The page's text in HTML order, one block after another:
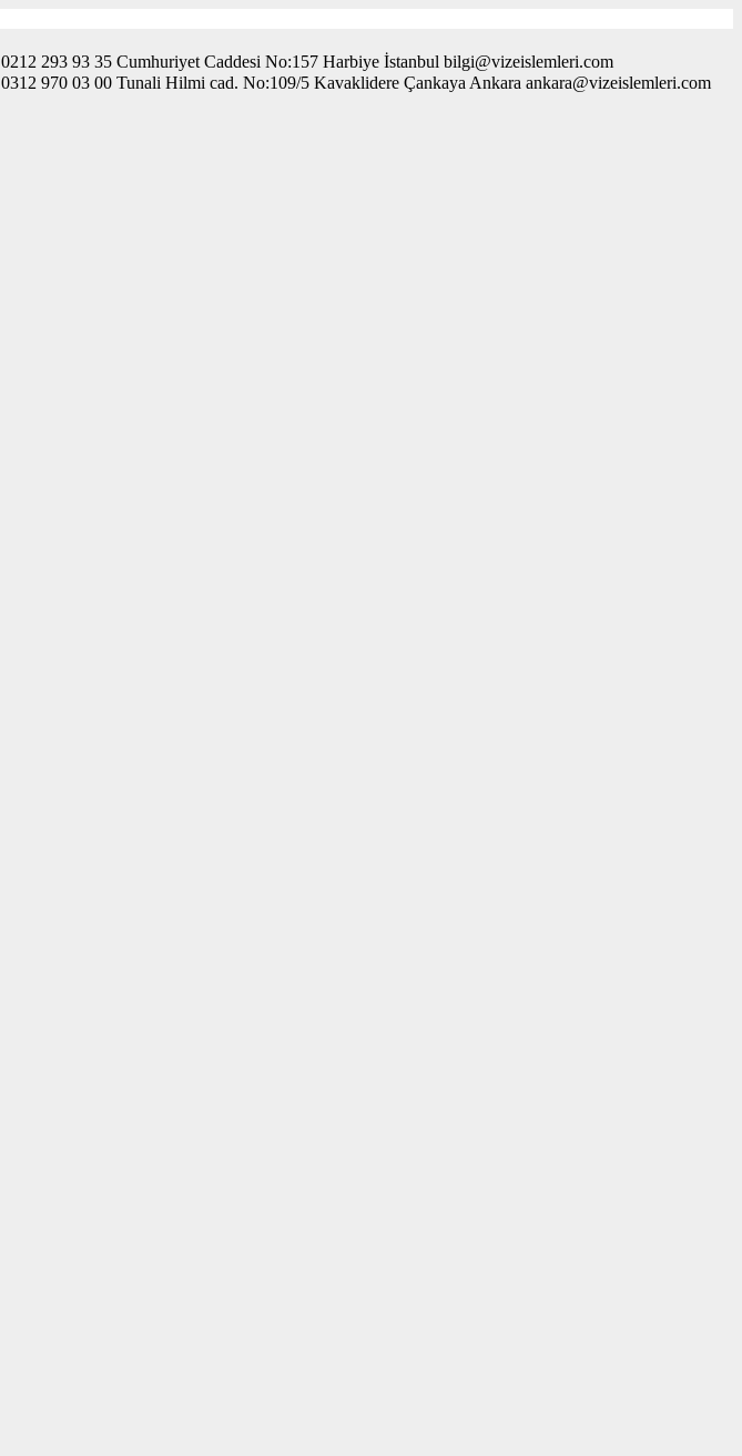
0212 293 93 35 Cumhuriyet Caddesi No:157 Harbiye İstanbul bilgi@vizeislemleri.com
0312 970 03 00 Tunali Hilmi cad. No:109/5 Kavaklidere Çankaya Ankara ankara@vizeislemleri.com